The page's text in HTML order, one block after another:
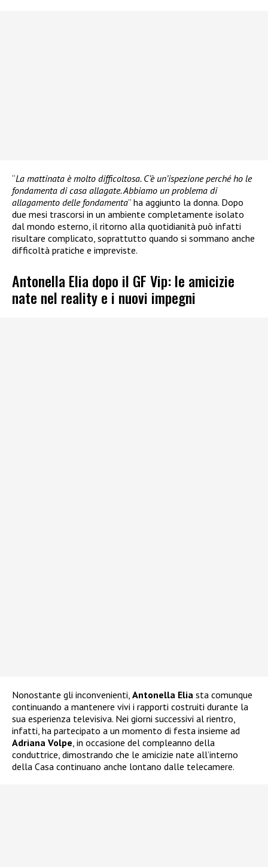
“La mattinata è molto difficoltosa. C’è un’ispezione perché ho le
fondamenta di casa allagate. Abbiamo un problema di
allagamento delle fondamenta” ha aggiunto la donna. Dopo
due mesi trascorsi in un ambiente completamente isolato
dal mondo esterno, il ritorno alla quotidianità può infatti
risultare complicato, soprattutto quando si sommano anche
difficoltà pratiche e impreviste.
Antonella Elia dopo il GF Vip: le amicizie
nate nel reality e i nuovi impegni
Nonostante gli inconvenienti, Antonella Elia sta comunque
continuando a mantenere vivi i rapporti costruiti durante la
sua esperienza televisiva. Nei giorni successivi al rientro,
infatti, ha partecipato a un momento di festa insieme ad
Adriana Volpe , in occasione del compleanno della
conduttrice, dimostrando che le amicizie nate all’interno
della Casa continuano anche lontano dalle telecamere.